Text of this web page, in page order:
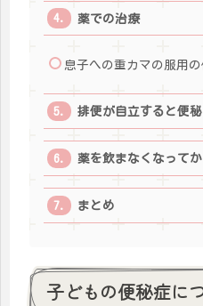
薬での治療
息子への重カマの服用の
排便が自立すると便
薬を飲まなくなって
まとめ
子どもの便秘症に